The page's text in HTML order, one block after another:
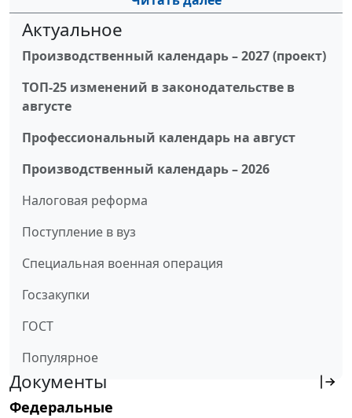
Актуальное
Производственный календарь – 2027 (проект)
ТОП-25 изменений в законодательстве в
августе
Профессиональный календарь на август
Производственный календарь – 2026
Налоговая реформа
Поступление в вуз
Специальная военная операция
Госзакупки
ГОСТ
Популярное
Документы
Федеральные